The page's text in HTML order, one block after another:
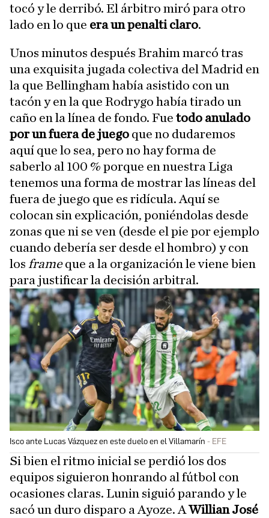
tocó y le derribó. El árbitro miró para otro
lado en lo que era un penalti claro.
Unos minutos después Brahim marcó tras
una exquisita jugada colectiva del Madrid en
la que Bellingham había asistido con un
tacón y en la que Rodrygo había tirado un
caño en la línea de fondo. Fue todo anulado
por un fuera de juego que no dudaremos
aquí que lo sea, pero no hay forma de
saberlo al 100 % porque en nuestra Liga
tenemos una forma de mostrar las líneas del
fuera de juego que es ridícula. Aquí se
colocan sin explicación, poniéndolas desde
zonas que ni se ven (desde el pie por ejemplo
cuando debería ser desde el hombro) y con
los frameque a la organización le viene bien
para justificar la decisión arbitral.
Isco ante Lucas Vázquez en este duelo en el Villamarín EFE
Si bien el ritmo inicial se perdió los dos
equipos siguieron honrando al fútbol con
ocasiones claras. Lunin siguió parando y le
sacó un duro disparo a Ayoze. A Willian José